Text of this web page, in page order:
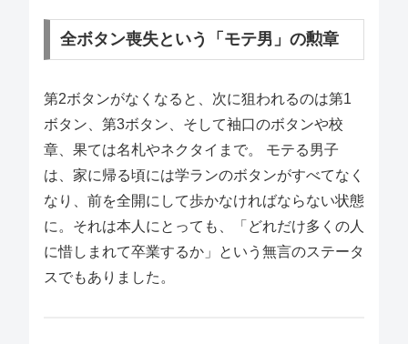
全ボタン喪失という「モテ男」の勲章
第2ボタンがなくなると、次に狙われるのは第1
ボタン、第3ボタン、そして袖口のボタンや校
章、果ては名札やネクタイまで。 モテる男子
は、家に帰る頃には学ランのボタンがすべてなく
なり、前を全開にして歩かなければならない状態
に。それは本人にとっても、「どれだけ多くの人
に惜しまれて卒業するか」という無言のステータ
スでもありました。